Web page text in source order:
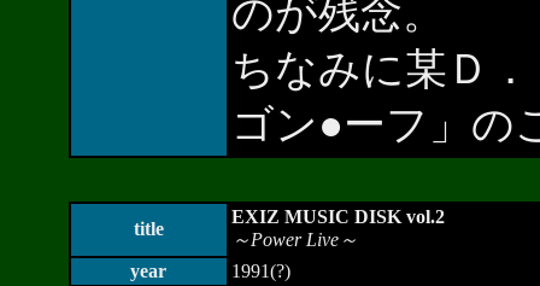
のが残念。
ちなみに某Ｄ
ゴン●ーフ」の
title
EXIZ MUSIC DISK vol.2
～Power Live～
year
1991(?)